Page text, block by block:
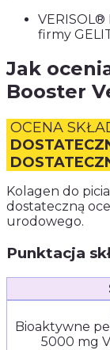
firmy
Jak
Booster
OCENA
Kolagen do
dostateczną
urodowego.
Punktacja
Bioaktywne
5000 mg